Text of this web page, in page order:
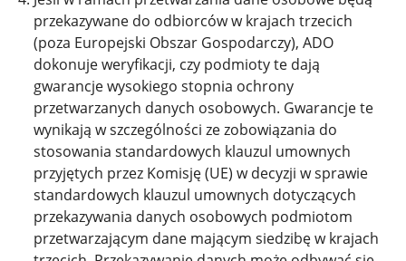
przekazywane do odbiorców w krajach trzecich
(poza Europejski Obszar Gospodarczy), ADO
dokonuje weryfikacji, czy podmioty te dają
gwarancje wysokiego stopnia ochrony
przetwarzanych danych osobowych. Gwarancje te
wynikają w szczególności ze zobowiązania do
stosowania standardowych klauzul umownych
przyjętych przez Komisję (UE) w decyzji w sprawie
standardowych klauzul umownych dotyczących
przekazywania danych osobowych podmiotom
przetwarzającym dane mającym siedzibę w krajach